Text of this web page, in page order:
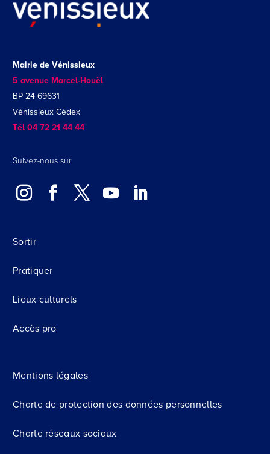
Mairie de Vénissieux
5 avenue Marcel-Houël
BP 24 69631
Vénissieux Cédex
Tél 04 72 21 44 44
Suivez-nous sur
Sortir
Pratiquer
Lieux culturels
Accès pro
Mentions légales
Charte de protection des données personnelles
Charte réseaux sociaux